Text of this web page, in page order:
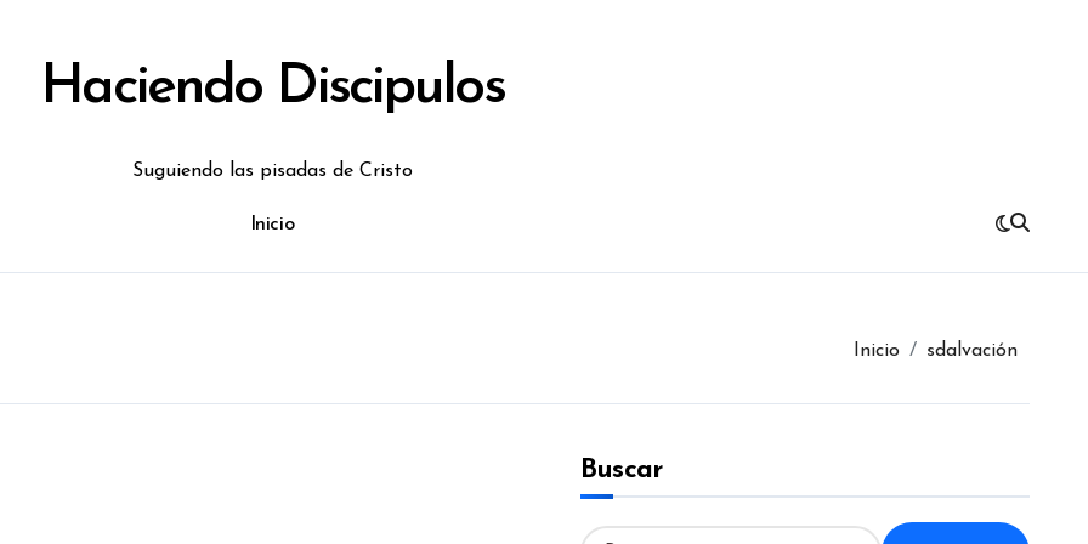
Haciendo Discipulos
Suguiendo las pisadas de Cristo
Inicio
Inicio sdalvación
Buscar
B